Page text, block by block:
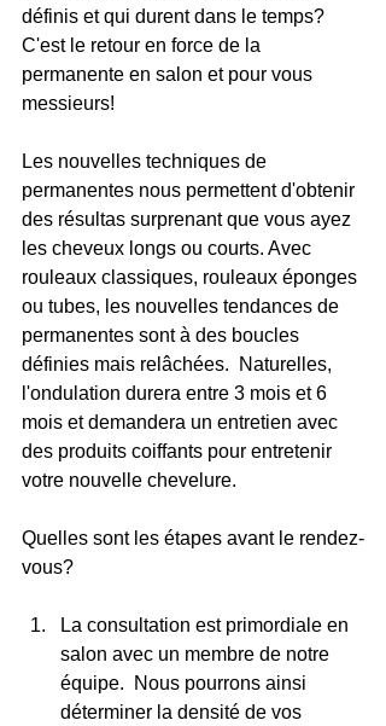
définis et qui durent dans le temps?
C'est le retour en force de la
permanente en salon et pour vous
messieurs!
Les nouvelles techniques de
permanentes nous permettent d'obtenir
des résultas surprenant que vous ayez
les cheveux longs ou courts. Avec
rouleaux classiques, rouleaux éponges
ou tubes, les nouvelles tendances de
permanentes sont à des boucles
définies mais relâchées.  Naturelles,
l'ondulation durera entre 3 mois et 6
mois et demandera un entretien avec
des produits coiffants pour entretenir
votre nouvelle chevelure.
Quelles sont les étapes avant le rendez-
vous?
La consultation est primordiale en
salon avec un membre de notre
équipe.  Nous pourrons ainsi
déterminer la densité de vos